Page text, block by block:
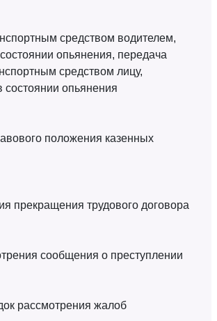
средством водителем,
опьянения, передача
средством лицу,
опьянения
положения казенных
прекращения трудового договора
сообщения о преступлении
рассмотрения жалоб